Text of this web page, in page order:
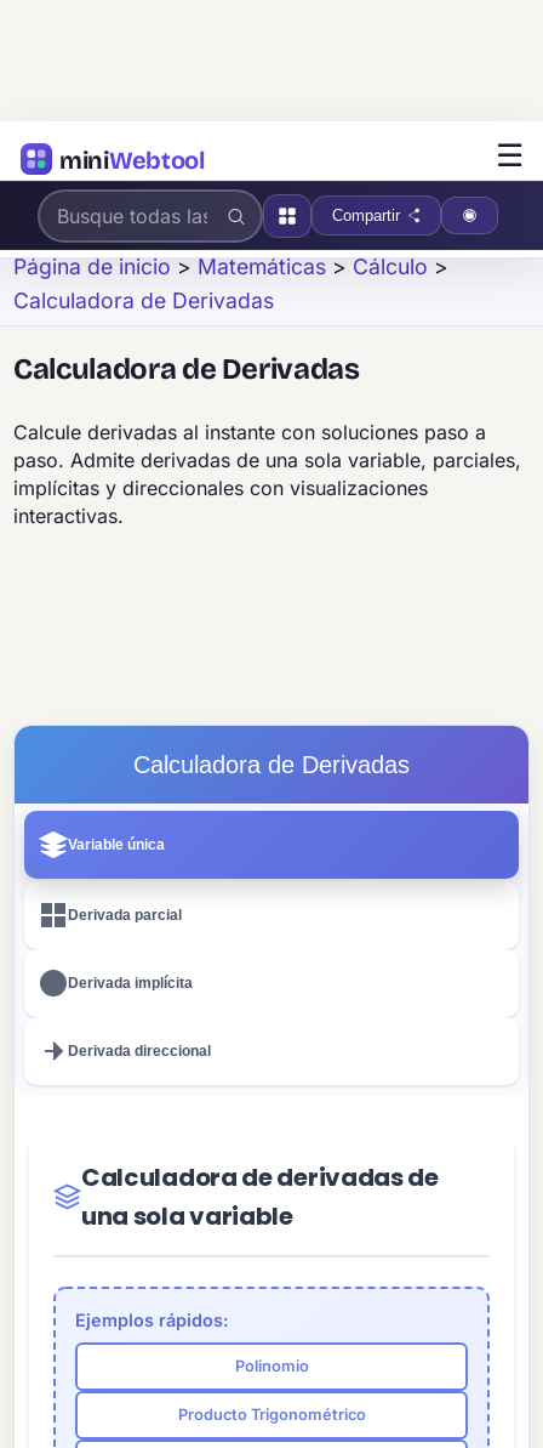
miniWebtool ☰
Compartir
Página de inicio > Matemáticas > Cálculo >
Calculadora de Derivadas
Calculadora de Derivadas
Calcule derivadas al instante con soluciones paso a
paso. Admite derivadas de una sola variable, parciales,
implícitas y direccionales con visualizaciones
interactivas.
Calculadora de Derivadas
Variable única
Derivada parcial
Derivada implícita
Derivada direccional
Calculadora de derivadas de
una sola variable
Ejemplos rápidos:
Polinomio
Producto Trigonométrico